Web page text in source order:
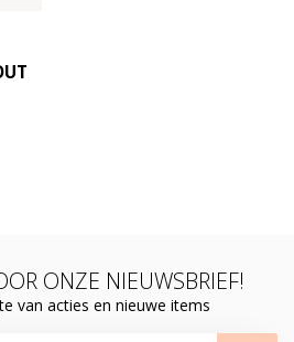
ONZE NIEUWSBRIEF!
van acties en nieuwe items